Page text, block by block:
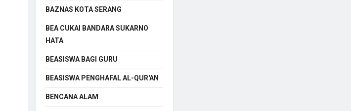
BAZNAS KOTA SERANG
BEA CUKAI BANDARA SUKARNO
HATA
BEASISWA BAGI GURU
BEASISWA PENGHAFAL AL-QUR'AN
BENCANA ALAM